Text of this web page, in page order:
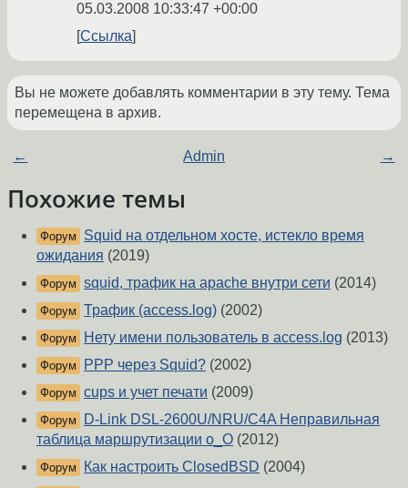
05.03.2008 10:33:47 +00:00
Ссылка
Вы не можете добавлять комментарии в эту тему. Тема
перемещена в архив.
← Admin →
Похожие темы
Форум
Squid на отдельном хосте, истекло время
ожидания (2019)
Форум squid, трафик на apache внутри сети (2014)
Форум Трафик (access.log) (2002)
Форум Нету имени пользователь в access.log (2013)
Форум PPP через Squid? (2002)
Форум cups и учет печати (2009)
Форум
D-Link DSL-2600U/NRU/C4A Неправильная
таблица маршрутизации о_О (2012)
Форум Как настроить ClosedBSD (2004)